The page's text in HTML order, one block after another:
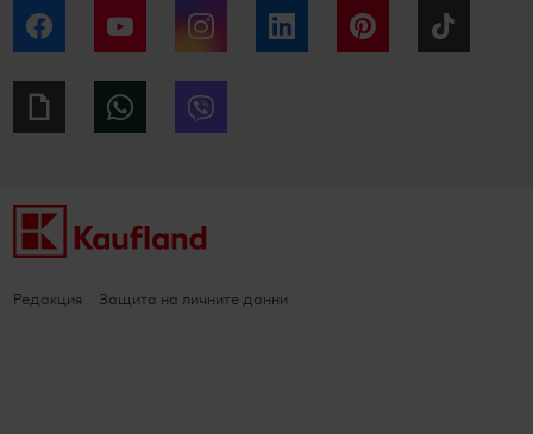
Facebook YouTube Instagram LinkedIn Pinterest
Giphy WhatsApp
Редакция Защита на личните данни